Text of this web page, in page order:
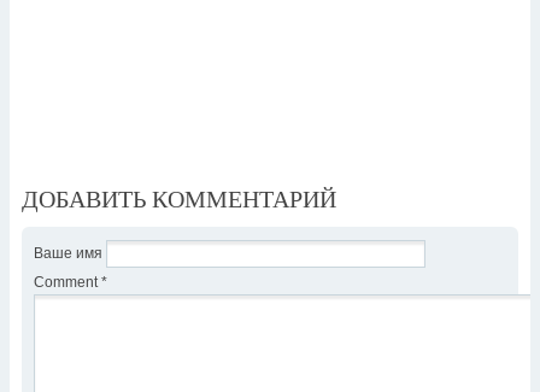
ДОБАВИТЬ КОММЕНТАРИЙ
Ваше имя
Comment *